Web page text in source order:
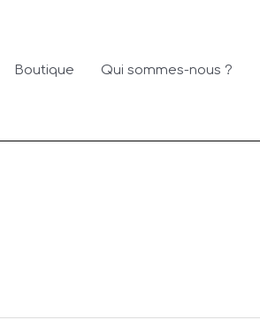
Boutique Qui sommes-nous ?